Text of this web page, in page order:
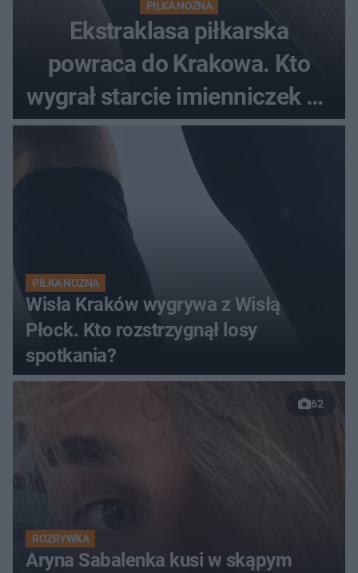
PIŁKA NOŻNA
Ekstraklasa piłkarska
powraca do Krakowa. Kto
wygrał starcie imienniczek na
pełnym stadionie
PIŁKA NOŻNA
Wisła Kraków wygrywa z Wisłą
Płock. Kto rozstrzygnął losy
spotkania?
62
ROZRYWKA
Aryna Sabalenka kusi w skąpym